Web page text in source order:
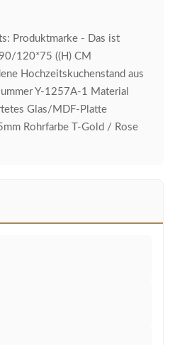
Produktmarke - Das ist
120*75 ((H) CM
Hochzeitskuchenstand aus
Y-1257A-1 Material
Glas/MDF-Platte
Rohrfarbe T-Gold / Rose